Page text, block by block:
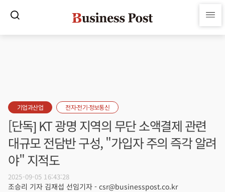
기업과산업 전자·전기·정보통신
[단독] KT 광명 지역의 무단 소액결제 관련
대규모 전담반 구성, "가입자 주의 즉각 알려
야" 지적도
2025-09-05 16:43:28
조승리 기자 김재섭 선임기자 - csr@businesspost.co.kr